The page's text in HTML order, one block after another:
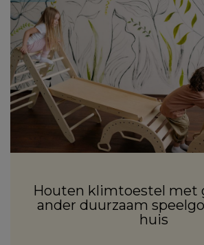
Houten klimtoestel met
ander duurzaam
huis